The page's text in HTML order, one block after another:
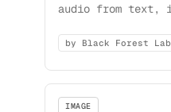
audio from text,
by Black Forest
IMAGE